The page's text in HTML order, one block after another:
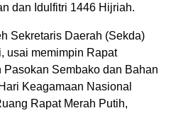
dan Idulfitri 1446 Hijriah.
Sekretaris Daerah (Sekda)
usai memimpin Rapat
Sembako dan Bahan
Keagamaan Nasional
Rapat Merah Putih,